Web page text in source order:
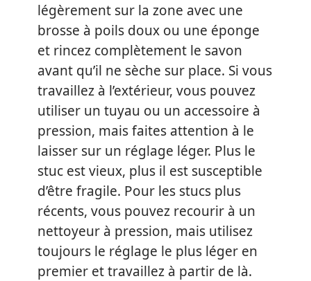
légèrement sur la zone avec une
brosse à poils doux ou une éponge
et rincez complètement le savon
avant qu’il ne sèche sur place. Si vous
travaillez à l’extérieur, vous pouvez
utiliser un tuyau ou un accessoire à
pression, mais faites attention à le
laisser sur un réglage léger. Plus le
stuc est vieux, plus il est susceptible
d’être fragile. Pour les stucs plus
récents, vous pouvez recourir à un
nettoyeur à pression, mais utilisez
toujours le réglage le plus léger en
premier et travaillez à partir de là.